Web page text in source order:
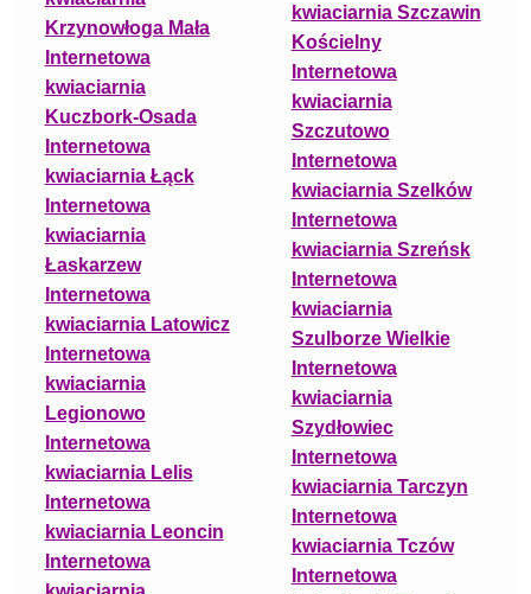
Krzynowłoga Mała
Internetowa
kwiaciarnia
Kuczbork-Osada
Internetowa
kwiaciarnia Łąck
Internetowa
kwiaciarnia
Łaskarzew
Internetowa
kwiaciarnia Latowicz
Internetowa
kwiaciarnia
Legionowo
Internetowa
kwiaciarnia Lelis
Internetowa
kwiaciarnia Leoncin
Internetowa
kwiaciarnia Szczawin
Kościelny
Internetowa
kwiaciarnia
Szczutowo
Internetowa
kwiaciarnia Szelków
Internetowa
kwiaciarnia Szreńsk
Internetowa
kwiaciarnia
Szulborze Wielkie
Internetowa
kwiaciarnia
Szydłowiec
Internetowa
kwiaciarnia Tarczyn
Internetowa
kwiaciarnia Tczów
Internetowa